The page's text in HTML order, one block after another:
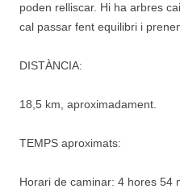
poden relliscar. Hi ha arbres
cal passar fent equilibri i
DISTÀNCIA:
18,5 km, aproximadament.
TEMPS aproximats:
Horari de caminar: 4 hores 54